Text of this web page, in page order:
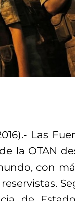
Las
la OTAN
con